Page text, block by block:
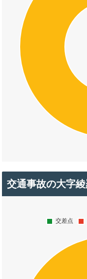
交通事故の大字